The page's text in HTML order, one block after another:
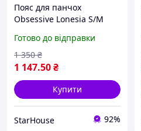
Пояс для панчох
Obsessive Lonesia S/M
Готово до відправки
1 147.50₴
1 350 ₴
Купити
StarHouse 92%